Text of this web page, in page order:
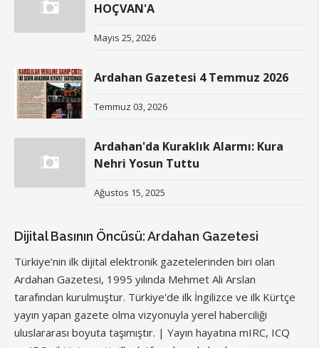
HOÇVAN'A
Mayıs 25, 2026
Ardahan Gazetesi 4 Temmuz 2026
Temmuz 03, 2026
Ardahan'da Kuraklık Alarmı: Kura
Nehri Yosun Tuttu
Ağustos 15, 2025
Dijital Basının Öncüsü: Ardahan Gazetesi
Türkiye’nin ilk dijital elektronik gazetelerinden biri olan
Ardahan Gazetesi, 1995 yılında Mehmet Ali Arslan
tarafından kurulmuştur. Türkiye'de ilk İngilizce ve ilk Kürtçe
yayın yapan gazete olma vizyonuyla yerel haberciliği
uluslararası boyuta taşımıştır. | Yayın hayatına mIRC, ICQ